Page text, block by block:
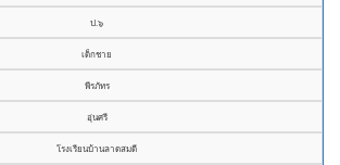
ป.๖
เด็กชาย
พีรภัทร
อุ่นศรี
โรงเรียนบ้านลาดสมดี